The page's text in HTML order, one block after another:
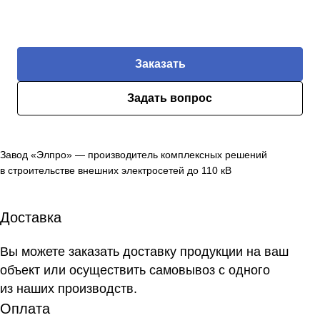
Заказать
Задать вопрос
Завод «Элпро» — производитель комплексных решений
в строительстве внешних электросетей до 110 кВ
Доставка
Вы можете заказать доставку продукции на ваш
объект или осуществить самовывоз с одного
из наших производств.
Оплата